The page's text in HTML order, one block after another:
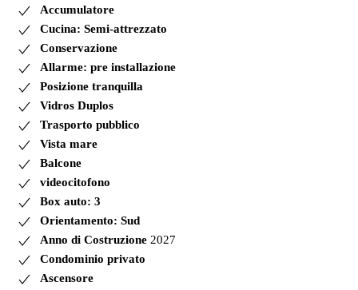
Accumulatore
Cucina: Semi-attrezzato
Conservazione
Allarme: pre installazione
Posizione tranquilla
Vidros Duplos
Trasporto pubblico
Vista mare
Balcone
videocitofono
Box auto: 3
Orientamento: Sud
Anno di Costruzione 2027
Condominio privato
Ascensore